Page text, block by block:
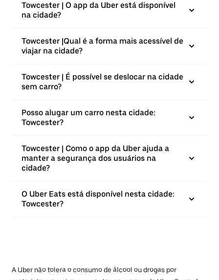
Towcester | O app da Uber está disponível
na cidade?
Towcester |⁠Qual é a forma mais acessível de
viajar na cidade?
Towcester | É possível se deslocar na cidade
sem carro?
Posso alugar um carro nesta cidade:
Towcester?
Towcester | Como o app da Uber ajuda a
manter a segurança dos usuários na
cidade?
O Uber Eats está disponível nesta cidade:
Towcester?
A Uber não tolera o consumo de álcool ou drogas por